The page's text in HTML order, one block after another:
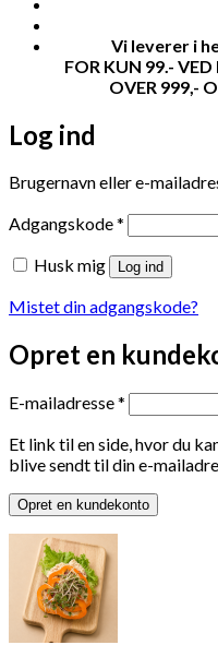
Vi leverer i
FOR KUN 99.-
OVER 999,-
Log ind
Brugernavn eller e-
Adgangskode*
Husk mig Log ind
Mistet din adgangskode?
Opret en
E-mailadresse*
Et link til en side, hvor du
blive sendt til din e-
Opret en kundekonto